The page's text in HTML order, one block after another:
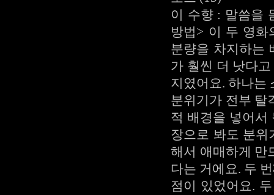
이 수향 : 말씀을
방법> 이 두 영화
분량을 차지하는
가 훨씬 더 낫다
지였어요. 하나는
분위기가 전부 탈
적 배경을 넣어서
장으로 봐도 분위
해서 애매하게 만
다는 거에요. 두
점이 있었어요.